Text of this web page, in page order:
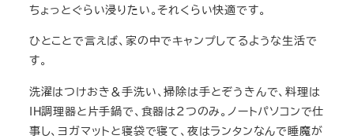
ちょっとぐらい浸りたい。それくらい快適です。
ひとことで言えば、家の中でキャンプしてるような生活で
す。
洗濯はつけおき＆手洗い、掃除は手とぞうきんで、料理は
IH調理器と片手鍋で、食器は２つのみ。ノートパソコンで仕
事し、ヨガマットと寝袋で寝て、夜はランタンなんで睡魔が